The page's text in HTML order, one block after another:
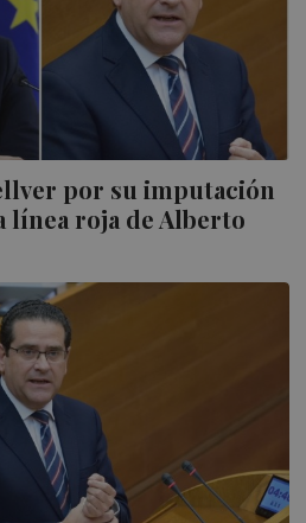
por su imputación
línea roja de Alberto